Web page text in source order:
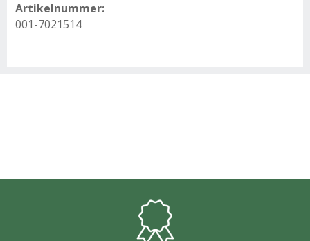
Artikelnummer:
001-7021514